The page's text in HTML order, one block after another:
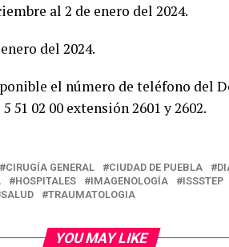
al 2 de enero del 2024.
del 2024.
el número de teléfono del
51 02 00 extensión 2601 y 2602.
CIRUGÍA GENERAL CIUDAD DE PUEBLA
HOSPITALES IMAGENOLOGÍA ISSSTEP
SALUD TRAUMATOLOGIA
YOU MAY LIKE